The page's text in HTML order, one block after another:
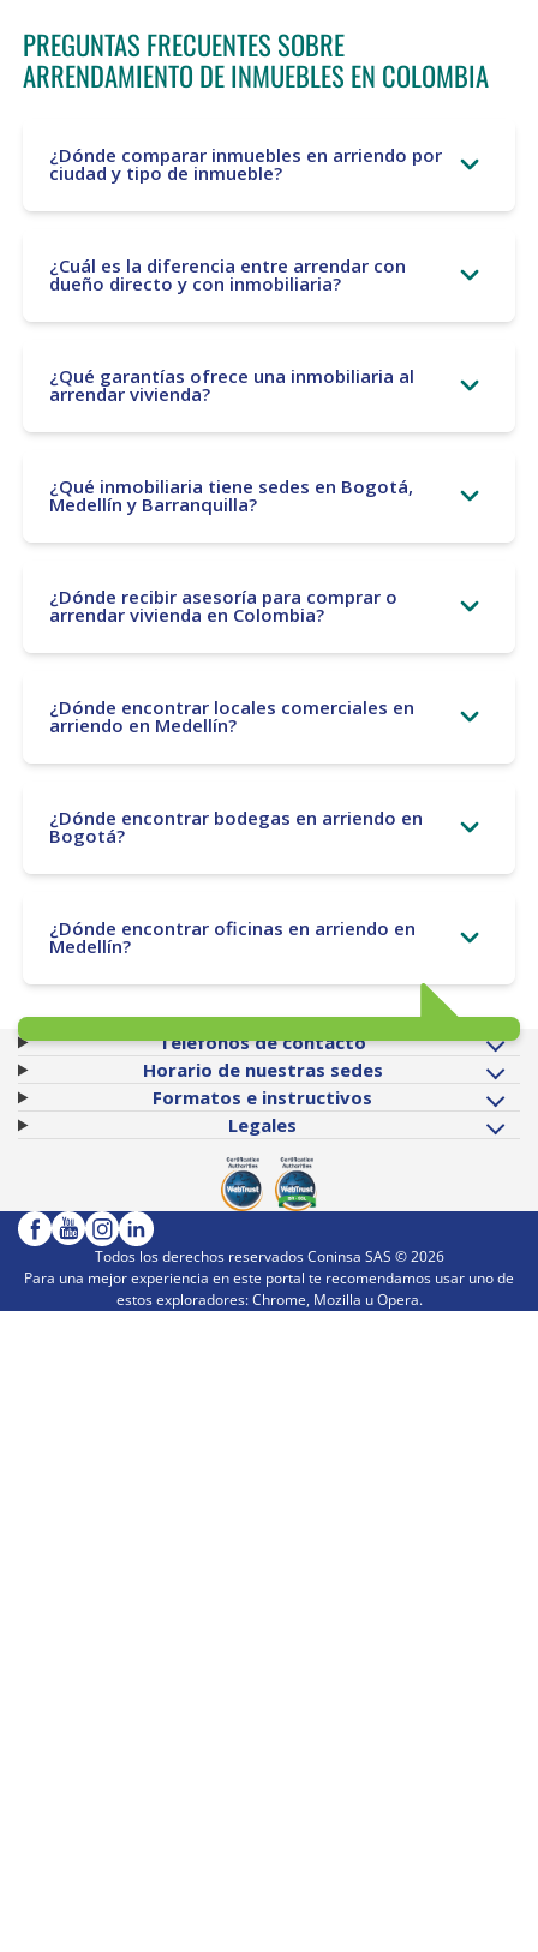
PREGUNTAS FRECUENTES SOBRE
ARRENDAMIENTO DE INMUEBLES EN COLOMBIA
¿Dónde comparar inmuebles en arriendo por
ciudad y tipo de inmueble?
¿Cuál es la diferencia entre arrendar con
dueño directo y con inmobiliaria?
¿Qué garantías ofrece una inmobiliaria al
arrendar vivienda?
¿Qué inmobiliaria tiene sedes en Bogotá,
Medellín y Barranquilla?
¿Dónde recibir asesoría para comprar o
arrendar vivienda en Colombia?
¿Dónde encontrar locales comerciales en
arriendo en Medellín?
¿Dónde encontrar bodegas en arriendo en
Bogotá?
¿Dónde encontrar oficinas en arriendo en
Medellín?
Teléfonos de contacto
Horario de nuestras sedes
Formatos e instructivos
Legales
Todos los derechos reservados Coninsa SAS ©2026
Para una mejor experiencia en este portal te recomendamos usar uno de
estos exploradores: Chrome, Mozilla u Opera.